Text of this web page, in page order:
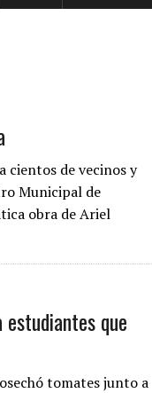
cientos de vecinos y
Municipal de
obra de Ariel
que
tomates junto a